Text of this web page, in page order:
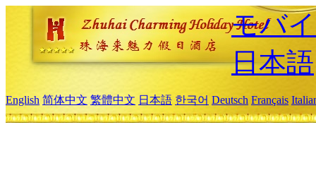
モバ
日本語
English 简体中文 繁體中文 日本語 한국어 Deutsch Français